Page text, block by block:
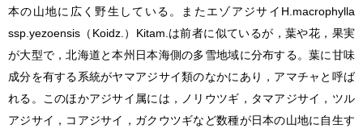
本の山地に広く野生している。またエゾアジサイ H.macrophylla
ssp.yezoensis （Koidz.）Kitam.は前者に似ているが，葉や花，果実
が大型で，北海道と本州日本海側の多雪地域に分布する。葉に甘味
成分を有する系統がヤマアジサイ類のなかにあり，アマチャと呼ば
れる。このほかアジサイ属には，ノリウツギ，タマアジサイ，ツル
アジサイ，コアジサイ，ガクウツギなど数種が日本の山地に自生す